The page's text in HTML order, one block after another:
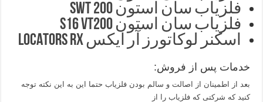
فلزیاب سان استون SWT 200
فلزیاب سان استون S16 VT200
اسکنر لوکاتورز آر ایکس LOCATORS RX
خدمات پس از فروش:
بعد از اطمینان از اصالت و سالم بودن فلزیاب حتما این به این نکته توجه
کنید که شرکتی که فلزیاب را از